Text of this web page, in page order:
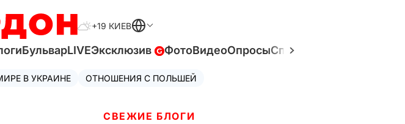
+19 КИЕВ
БульварLIVEЭксклюзив ФотоВидеоОпросыСпецпроекты
В УКРАИНЕ ОТНОШЕНИЯ С ПОЛЬШЕЙ
СВЕЖИЕ БЛОГИ